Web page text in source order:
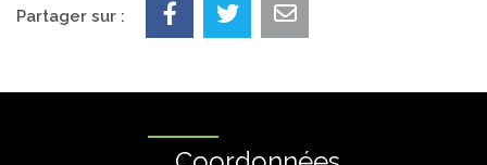
Partager sur :